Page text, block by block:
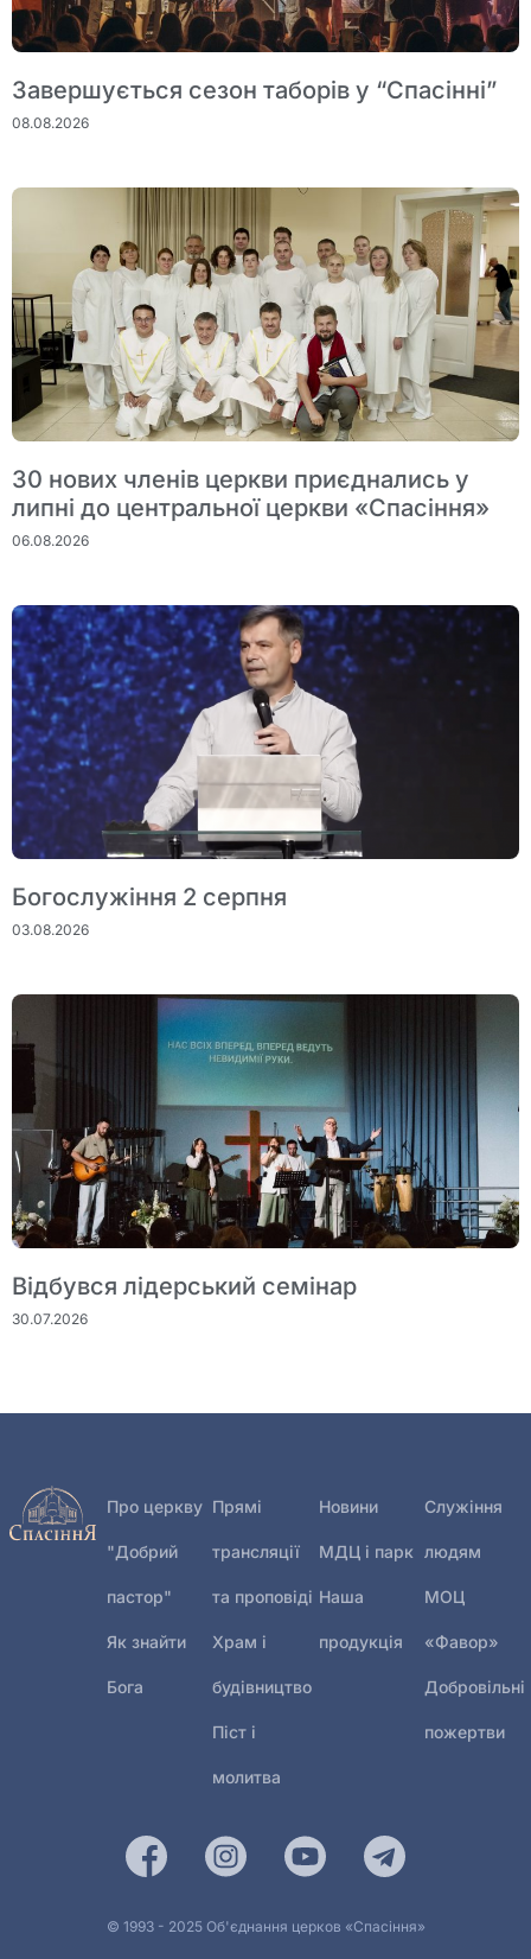
Завершується сезон таборів у “Спасінні”
08.08.2026
30 нових членів церкви приєднались у
липні до центральної церкви «Спасіння»
06.08.2026
Богослужіння 2 серпня
03.08.2026
Відбувся лідерський семінар
30.07.2026
Про церкву
"Добрий
пастор"
Як знайти
Бога
Прямі
трансляції
та проповіді
Храм і
будівництво
Піст і
молитва
Новини
МДЦ і парк
Наша
продукція
Служіння
людям
МОЦ
«Фавор»
Добровільні
пожертви
© 1993 - 2025 Об'єднання церков «Спасіння»